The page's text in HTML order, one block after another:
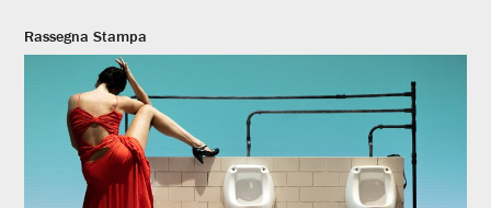
Rassegna Stampa